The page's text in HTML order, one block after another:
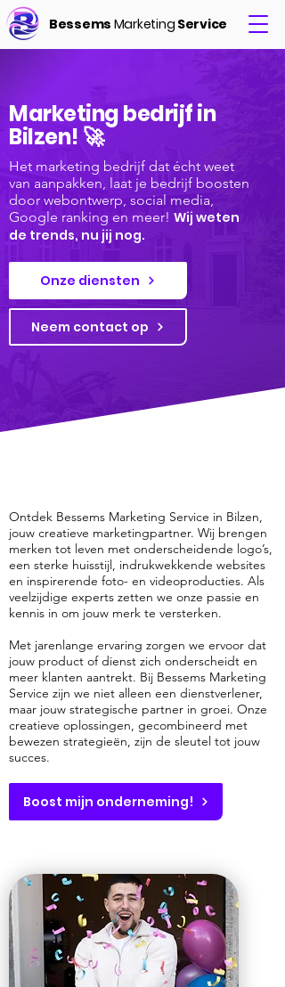
Bessems Marketing Service
Marketing bedrijf in
Bilzen! 🚀
Het marketing bedrijf dat écht weet
van aanpakken, laat je bedrijf boosten
door webontwerp, social media,
Google ranking en meer! Wij weten
de trends, nu jij nog.
Onze diensten
Neem contact op
Ontdek Bessems Marketing Service in Bilzen,
jouw creatieve marketingpartner. Wij brengen
merken tot leven met onderscheidende logo’s,
een sterke huisstijl, indrukwekkende websites
en inspirerende foto- en videoproducties. Als
veelzijdige experts zetten we onze passie en
kennis in om jouw merk te versterken.
Met jarenlange ervaring zorgen we ervoor dat
jouw product of dienst zich onderscheidt en
meer klanten aantrekt. Bij Bessems Marketing
Service zijn we niet alleen een dienstverlener,
maar jouw strategische partner in groei. Onze
creatieve oplossingen, gecombineerd met
bewezen strategieën, zijn de sleutel tot jouw
succes.
Boost mijn onderneming!